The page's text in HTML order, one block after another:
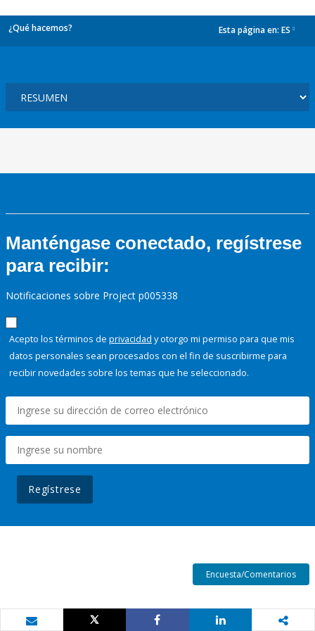
¿Qué hacemos? Esta página en: ES
Manténgase conectado, regístrese
para recibir:
Notificaciones sobre Project p005338
Acepto los términos de privacidad y otorgo mi permiso para que mis
datos personales sean procesados con el fin de suscribirme para
recibir novedades sobre los temas que he seleccionado.
Regístrese
Encuesta/Comentarios